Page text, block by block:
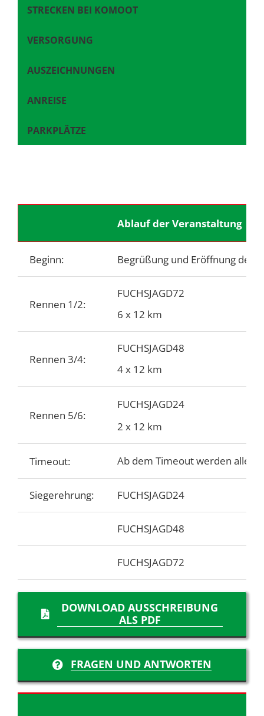
STRECKEN BEI KOMOOT
VERSORGUNG
AUSZEICHNUNGEN
ANREISE
PARKPLÄTZE
Ablauf der Veranstaltung
Beginn: Begrüßung und Eröffnung der
Rennen 1/2:
FUCHSJAGD72
6 x 12 km
Rennen 3/4:
FUCHSJAGD48
4 x 12 km
Rennen 5/6:
FUCHSJAGD24
2 x 12 km
Timeout: Ab dem Timeout werden alle
Siegerehrung: FUCHSJAGD24
FUCHSJAGD48
FUCHSJAGD72
DOWNLOAD AUSSCHREIBUNG
ALS PDF
FRAGEN UND ANTWORTEN